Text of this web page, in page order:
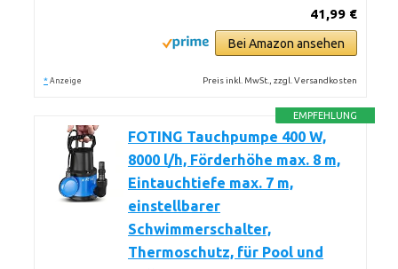
41,99 €
Bei Amazon ansehen
* Anzeige Preis inkl. MwSt., zzgl. Versandkosten
EMPFEHLUNG
FOTING Tauchpumpe 400 W,
8000 l/h, Förderhöhe max. 8 m,
Eintauchtiefe max. 7 m,
einstellbarer
Schwimmerschalter,
Thermoschutz, für Pool und